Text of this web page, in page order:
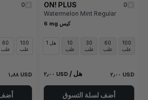
0
60
علب
100
علب
١٫٨٨ USD
ON! PLUS
0
Watermelon Mint Regular
6 mg كيس
1 هل
10
علب
30
علب
60
علب
100
علب
٢٫٠٠ USD / هل ٢٫٠٠ USD
أضف لسلة التسوق